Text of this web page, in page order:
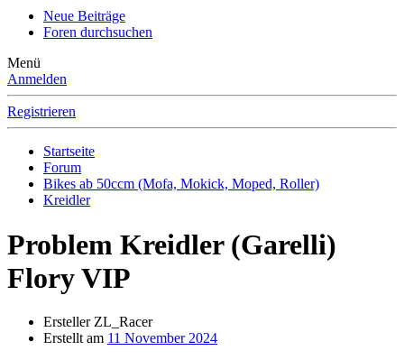
Neue Beiträge
Foren durchsuchen
Menü
Anmelden
Registrieren
Startseite
Forum
Bikes ab 50ccm (Mofa, Mokick, Moped, Roller)
Kreidler
Problem Kreidler (Garelli)
Flory VIP
ErstellerZL_Racer
Erstellt am 11 November 2024